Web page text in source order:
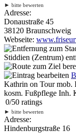
► bitte bewerten
Adresse:
Donaustraße 45
38120 Braunschweig
Webseite:
Stiddien (Zentrum)
Kathrin on Tour mob.
kosm. Fußpflege Inh.
0/50 ratings
► bitte bewerten
Adresse:
Hindenburgstraße 16